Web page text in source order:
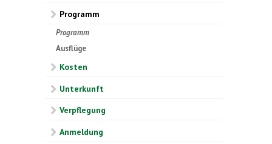
Programm
Programm
Ausflüge
Kosten
Unterkunft
Verpflegung
Anmeldung